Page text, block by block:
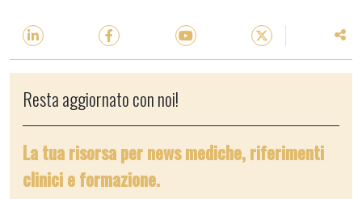
Resta aggiornato con noi!
La tua risorsa per news mediche, riferimenti
clinici e formazione.